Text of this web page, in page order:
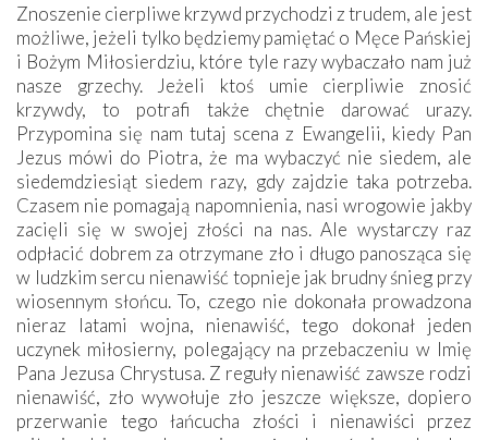
Znoszenie cierpliwe krzywd przychodzi z trudem, ale jest
możliwe, jeżeli tylko będziemy pamiętać o Męce Pańskiej
i Bożym Miłosierdziu, które tyle razy wybaczało nam już
nasze grzechy. Jeżeli ktoś umie cierpliwie znosić
krzywdy, to potrafi także chętnie darować urazy.
Przypomina się nam tutaj scena z Ewangelii, kiedy Pan
Jezus mówi do Piotra, że ma wybaczyć nie siedem, ale
siedemdziesiąt siedem razy, gdy zajdzie taka potrzeba.
Czasem nie pomagają napomnienia, nasi wrogowie jakby
zacięli się w swojej złości na nas. Ale wystarczy raz
odpłacić dobrem za otrzymane zło i długo panosząca się
w ludzkim sercu nienawiść topnieje jak brudny śnieg przy
wiosennym słońcu. To, czego nie dokonała prowadzona
nieraz latami wojna, nienawiść, tego dokonał jeden
uczynek miłosierny, polegający na przebaczeniu w Imię
Pana Jezusa Chrystusa. Z reguły nienawiść zawsze rodzi
nienawiść, zło wywołuje zło jeszcze większe, dopiero
przerwanie tego łańcucha złości i nienawiści przez